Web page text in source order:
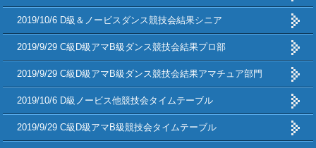
2019/10/6 D級＆ノービスダンス競技会結果シニア
2019/9/29 C級D級アマB級ダンス競技会結果プロ部
2019/9/29 C級D級アマB級ダンス競技会結果アマチュア部門
2019/10/6 D級ノービス他競技会タイムテーブル
2019/9/29 C級D級アマB級競技会タイムテーブル